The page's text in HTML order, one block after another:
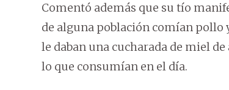
Comentó además que su tío
de alguna población comían pollo
le daban una cucharada de miel
lo que consumían en el día.